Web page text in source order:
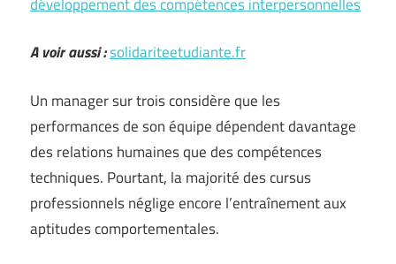
A voir aussi :solidariteetudiante.fr
Un manager sur trois considère que les
performances de son équipe dépendent davantage
des relations humaines que des compétences
techniques. Pourtant, la majorité des cursus
professionnels néglige encore l’entraînement aux
aptitudes comportementales.